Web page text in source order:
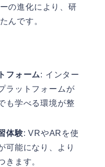
の進化により、研
んです。
フォーム: インター
ラットフォームが
も学べる環境が整
体験: VRやARを使
可能になり、より
きます。